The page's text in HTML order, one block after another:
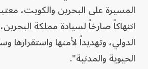
المسيرة على البحرين والكويت،
انتهاكاً صارخاً لسيادة مملكة
الدولي، وتهديداً لأمنها واستقرارها
الحيوية والمدنية".